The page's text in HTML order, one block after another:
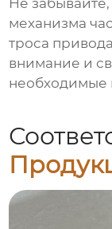
Не
механизма
троса
внимание и
необходимые